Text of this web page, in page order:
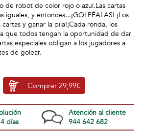
robot de color rojo o azul.Las cartas
y entonces...¡GOLPÉALAS! ¡Los
y ganar la pila!¡Cada ronda, los
que todos tengan la oportunidad de dar
especiales obligan a los jugadores a
de golear.
Comprar29,99€
días
Atención al cliente
944 642 682